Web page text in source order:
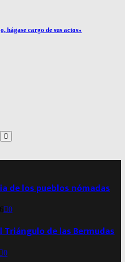
cargo de sus actos»
Search
de los pueblos nómadas
0
Triángulo de las Bermudas
0